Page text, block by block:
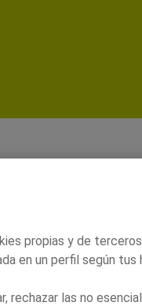
propias y de
en un perfil según tus
rechazar las no